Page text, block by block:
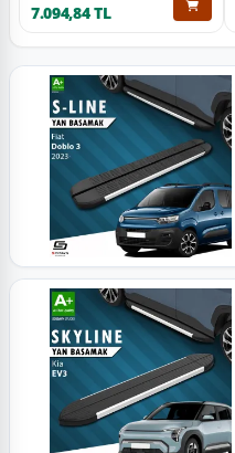
7.094,84 TL